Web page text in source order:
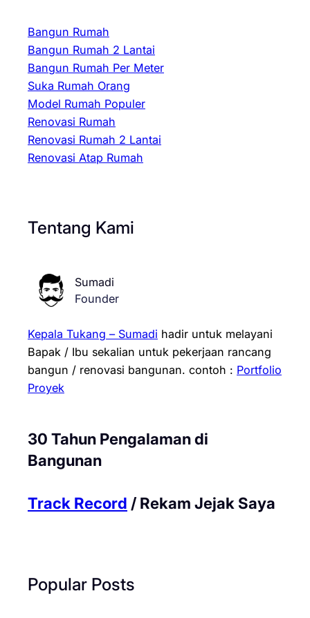
Bangun Rumah
Bangun Rumah 2 Lantai
Bangun Rumah Per Meter
Suka Rumah Orang
Model Rumah Populer
Renovasi Rumah
Renovasi Rumah 2 Lantai
Renovasi Atap Rumah
Tentang Kami
Sumadi
Founder
Kepala Tukang – Sumadi hadir untuk melayani
Bapak / Ibu sekalian untuk pekerjaan rancang
bangun / renovasi bangunan. contoh : Portfolio
Proyek
30 Tahun Pengalaman di
Bangunan
Track Record / Rekam Jejak Saya
Popular Posts